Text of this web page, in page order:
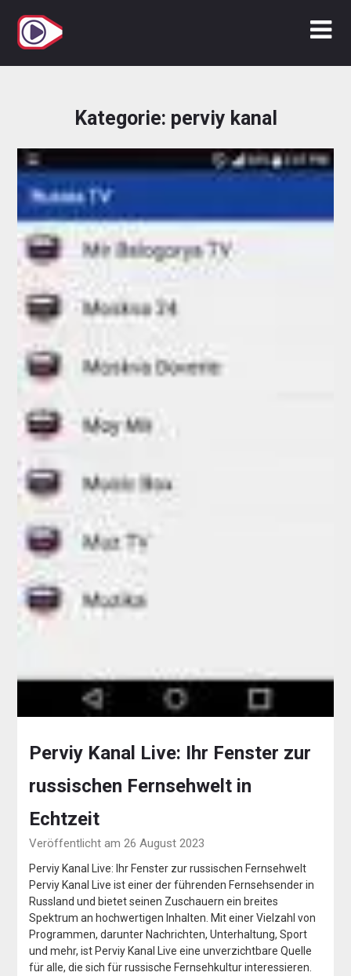
Inhalt
springen
Kategorie: perviy kanal
Perviy Kanal Live: Ihr Fenster zur
russischen Fernsehwelt in
Echtzeit
Veröffentlicht am 26 August 2023
Perviy Kanal Live: Ihr Fenster zur russischen Fernsehwelt
Perviy Kanal Live ist einer der führenden Fernsehsender in
Russland und bietet seinen Zuschauern ein breites
Spektrum an hochwertigen Inhalten. Mit einer Vielzahl von
Programmen, darunter Nachrichten, Unterhaltung, Sport
und mehr, ist Perviy Kanal Live eine unverzichtbare Quelle
für alle, die sich für russische Fernsehkultur interessieren.